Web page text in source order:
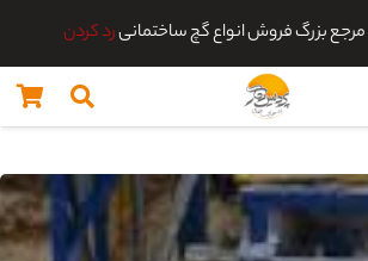
مرجع بزرگ فروش انواع گچ ساختمانیرد کردن